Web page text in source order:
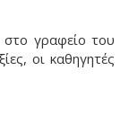
γραφείο του
οι καθηγητές